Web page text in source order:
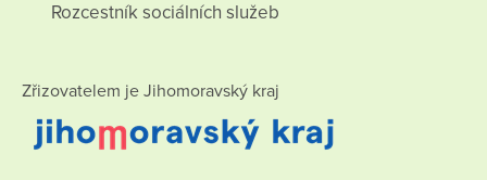
Rozcestník sociálních služeb
Zřizovatelem je Jihomoravský kraj